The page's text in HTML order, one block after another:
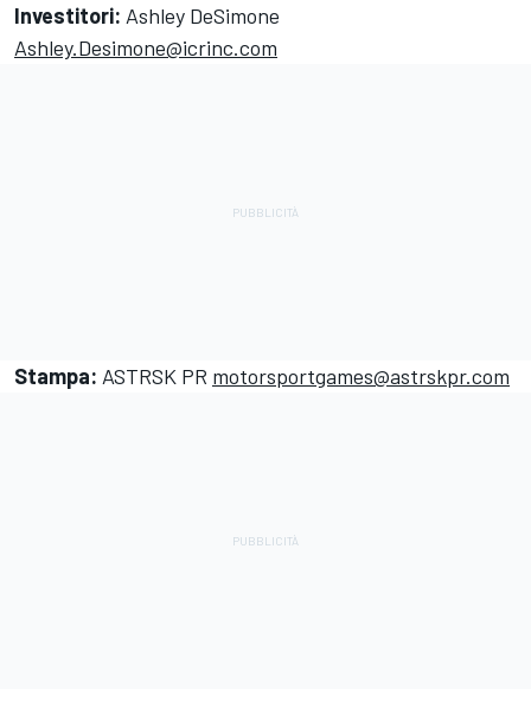
Investitori: Ashley DeSimone
Ashley.Desimone@icrinc.com
Stampa: ASTRSK PR motorsportgames@astrskpr.com